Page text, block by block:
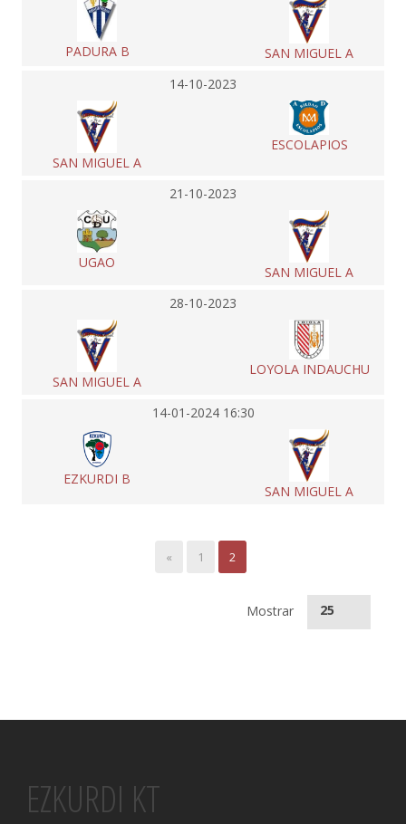
PADURA B
SAN MIGUEL A
14-10-2023
SAN MIGUEL A
ESCOLAPIOS
21-10-2023
UGAO
SAN MIGUEL A
28-10-2023
SAN MIGUEL A
LOYOLA INDAUCHU
14-01-2024 16:30
EZKURDI B
SAN MIGUEL A
« 1 2
Mostrar 25
EZKURDI KT